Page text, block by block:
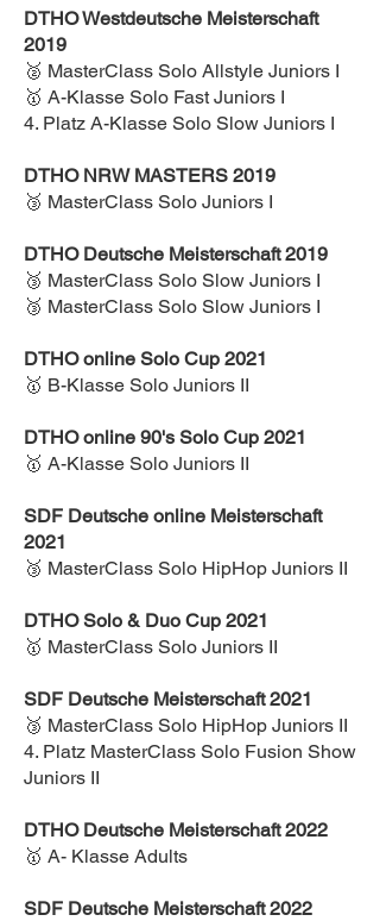
DTHO Westdeutsche Meisterschaft
2019
🥈 MasterClass Solo Allstyle Juniors I
🥇 A-Klasse Solo Fast Juniors I
4. Platz A-Klasse Solo Slow Juniors I
DTHO NRW MASTERS 2019
🥉 MasterClass Solo Juniors I
DTHO Deutsche Meisterschaft 2019
🥉 MasterClass Solo Slow Juniors I
🥉 MasterClass Solo Slow Juniors I
DTHO online Solo Cup 2021
🥇 B-Klasse Solo Juniors II
DTHO online 90's Solo Cup 2021
🥇 A-Klasse Solo Juniors II
SDF Deutsche online Meisterschaft
2021
🥉 MasterClass Solo HipHop Juniors II
DTHO Solo & Duo Cup 2021
🥇 MasterClass Solo Juniors II
SDF Deutsche Meisterschaft 2021
🥉 MasterClass Solo HipHop Juniors II
4. Platz MasterClass Solo Fusion Show
Juniors II
DTHO Deutsche Meisterschaft 2022
🥇 A- Klasse Adults
SDF Deutsche Meisterschaft 2022